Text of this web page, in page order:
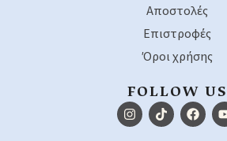
Αποστολές
Επιστροφές
Όροι χρήσης
FOLLOW US